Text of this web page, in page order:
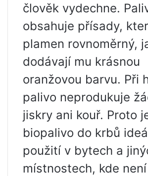
člověk vydechne.
obsahuje přísady,
plamen rovnoměrný,
dodávají mu krásnou
oranžovou barvu. Při
palivo neprodukuje
jiskry ani kouř. Proto
biopalivo do krbů
použití v bytech a
místnostech, kde